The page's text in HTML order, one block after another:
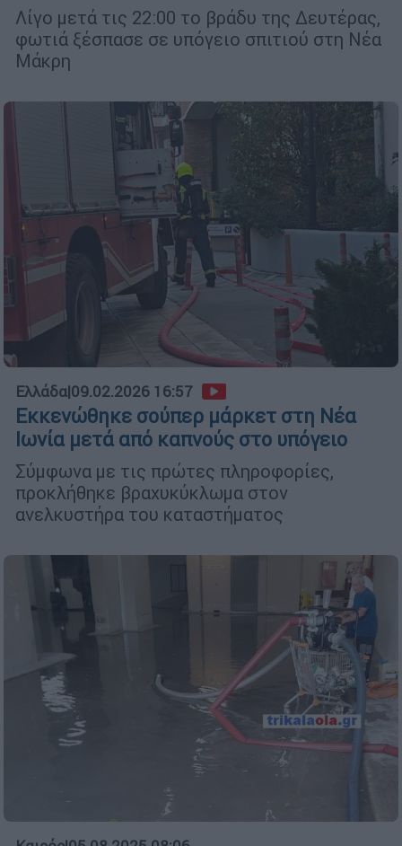
Λίγο μετά τις 22:00 το βράδυ της Δευτέρας,
φωτιά ξέσπασε σε υπόγειο σπιτιού στη Νέα
Μάκρη
Ελλάδα|09.02.2026 16:57
Εκκενώθηκε σούπερ μάρκετ στη Νέα
Ιωνία μετά από καπνούς στο υπόγειο
Σύμφωνα με τις πρώτες πληροφορίες,
προκλήθηκε βραχυκύκλωμα στον
ανελκυστήρα του καταστήματος